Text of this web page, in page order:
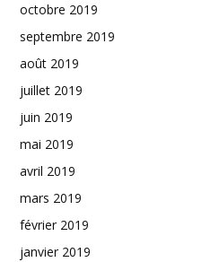
octobre 2019
septembre 2019
août 2019
juillet 2019
juin 2019
mai 2019
avril 2019
mars 2019
février 2019
janvier 2019